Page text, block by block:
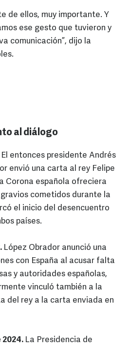
de ellos, muy importante. Y
ese gesto que tuvieron y
comunicación”, dijo la
al diálogo
El entonces presidente Andrés
envió una carta al rey Felipe
Corona española ofreciera
cometidos durante la
el inicio del desencuentro
países.
López Obrador anunció una
con España al acusar falta
y autoridades españolas,
vinculó también a la
del rey a la carta enviada en
2024. La Presidencia de